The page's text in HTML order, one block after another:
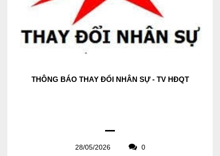
THÔNG BÁO THAY ĐỔI NHÂN SỰ - TV HĐQT
28/05/2026 0